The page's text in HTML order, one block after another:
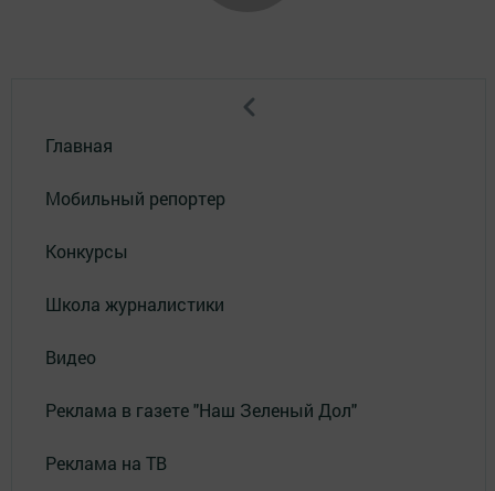
Главная
Мобильный репортер
Конкурсы
Школа журналистики
Видео
Реклама в газете "Наш Зеленый Дол"
Реклама на ТВ